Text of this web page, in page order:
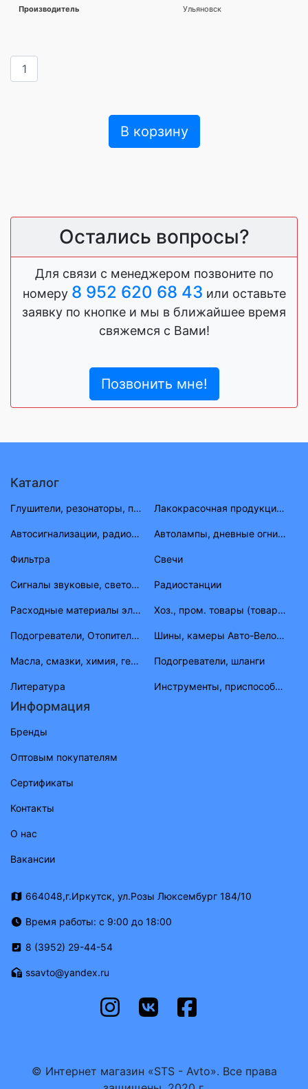
Производитель Ульяновск
В корзину
Остались вопросы?
Для связи с менеджером позвоните по
номеру 8 952 620 68 43 или оставьте
заявку по кнопке и мы в ближайшее время
свяжемся с Вами!
Позвонить мне!
Каталог
Глушители, резонаторы, приемные трубы ВАЗ, ГАЗ, УАЗ Лакокрасочная продукция (растворитель, антигравий, краска, материал)
Автосигнализации, радиостанции Автолампы, дневные огни, фары противотуманные, габаритные огни
Фильтра Свечи
Сигналы звуковые, световые Радиостанции
Расходные материалы электрика Хоз., пром. товары (товары народного потребления)
Подогреватели, Отопители, шланги, штуцера, тройники Шины, камеры Авто-Вело-Мото
Масла, смазки, химия, герметик, тосолы Подогреватели, шланги
Литература Инструменты, приспособления, приборы
Информация
Бренды
Оптовым покупателям
Сертификаты
Контакты
О нас
Вакансии
664048,г.Иркутск, ул.Розы Люксембург 184/10
Время работы: с 9:00 до 18:00
8 (3952) 29-44-54
ssavto@yandex.ru
© Интернет магазин «STS - Avto». Все права